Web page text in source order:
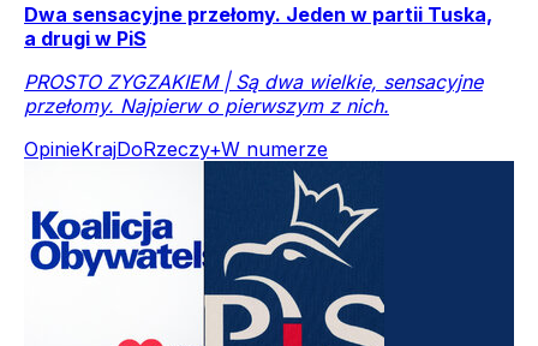
Dwa sensacyjne przełomy. Jeden w partii Tuska,
a drugi w PiS
PROSTO ZYGZAKIEM | Są dwa wielkie, sensacyjne
przełomy. Najpierw o pierwszym z nich.
OpinieKrajDoRzeczy+W numerze